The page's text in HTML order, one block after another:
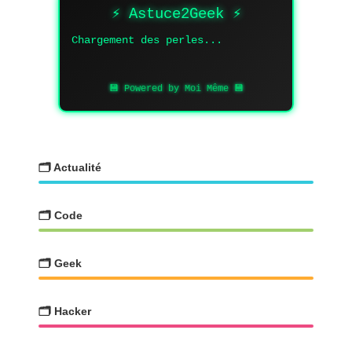
⚡ Astuce2Geek ⚡
Chargement des perles...
💾 Powered by Moi Même 💾
🗂️ Actualité
🗂️ Code
🗂️ Geek
🗂️ Hacker